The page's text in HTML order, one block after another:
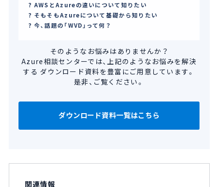
AWSとAzureの違いについて知りたい
そもそもAzureについて基礎から知りたい
今、話題の「WVD」って何？
そのようなお悩みはありませんか？
Azure相談センターでは、上記のようなお悩みを解決
する ダウンロード資料を豊富にご用意しています。
是非、ご覧ください。
ダウンロード資料一覧はこちら
関連情報